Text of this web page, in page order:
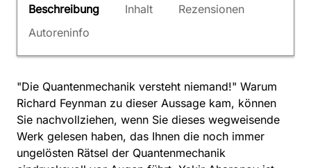
Beschreibung Inhalt
Rezensionen
Autoreninfo
"Die Quantenmechanik versteht niemand!" Warum
Richard Feynman zu dieser Aussage kam, können
Sie nachvollziehen, wenn Sie dieses wegweisende
Werk gelesen haben, das Ihnen die noch immer
ungelösten Rätsel der Quantenmechanik